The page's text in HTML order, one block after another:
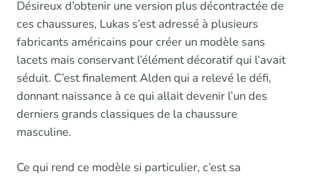
Désireux d’obtenir une version plus décontractée de
ces chaussures, Lukas s’est adressé à plusieurs
fabricants américains pour créer un modèle sans
lacets mais conservant l’élément décoratif qui l’avait
séduit. C’est finalement Alden qui a relevé le défi,
donnant naissance à ce qui allait devenir l’un des
derniers grands classiques de la chaussure
masculine.
Ce qui rend ce modèle si particulier, c’est sa